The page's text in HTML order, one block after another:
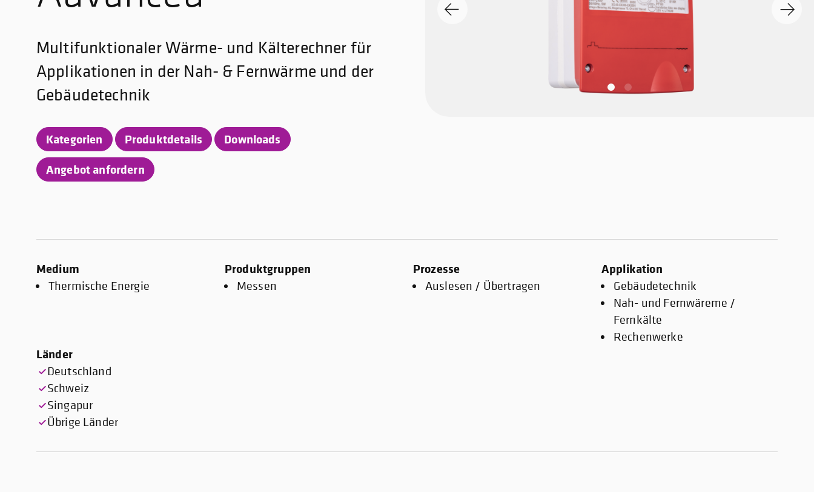
Multifunktionaler Wärme- und Kälterechner für
Applikationen in der Nah- & Fernwärme und der
Gebäudetechnik
Kategorien Produktdetails
Downloads
Angebot anfordern
Medium
Thermische Energie
Produktgruppen
Messen
Prozesse
Auslesen / Übertragen
Applikation
Gebäudetechnik
Nah- und Fernwäreme /
Fernkälte
Rechenwerke
Länder
Deutschland
Schweiz
Singapur
Übrige Länder